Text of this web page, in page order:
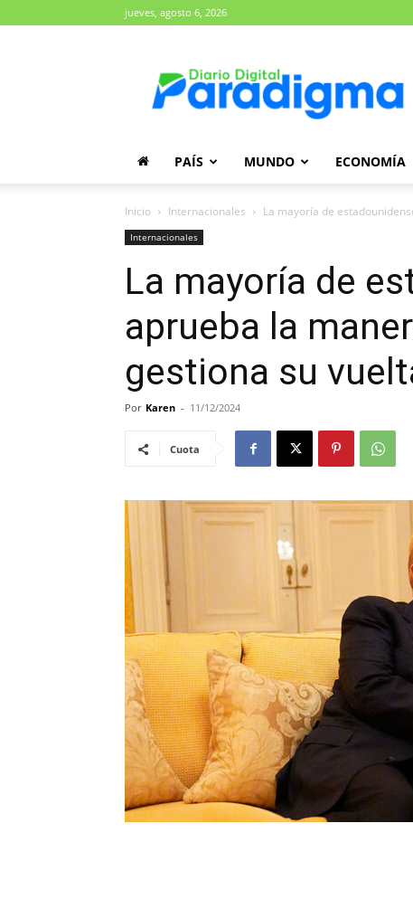
jueves, agosto 6, 2026
Paradigma
PAÍS MUNDO ECONOMÍA
Inicio Internacionales La mayoría de
Internacionales
La mayoría de
aprueba la
gestiona su
Por Karen - 11/12/2024
Cuota